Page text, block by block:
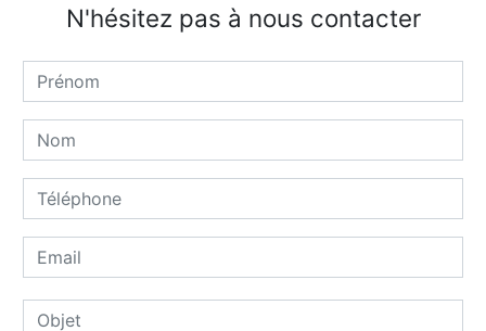
N'hésitez pas à nous contacter